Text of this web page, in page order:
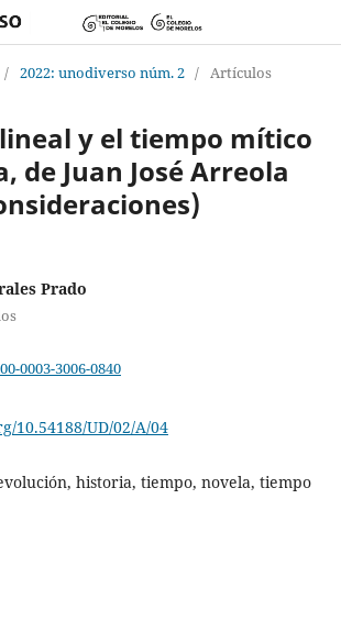
/ 2022: unodiverso núm. 2 / Artículos
y el tiempo mítico
de Juan José Arreola
Prado
0003-3006-0840
10.54188/UD/02/A/04
historia, tiempo, novela, tiempo